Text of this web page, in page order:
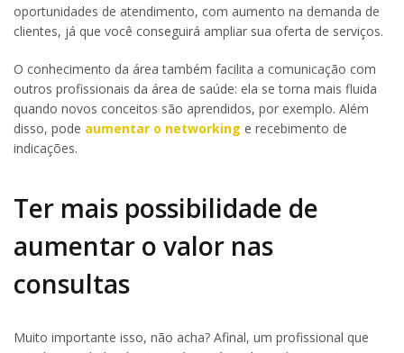
oportunidades de atendimento, com aumento na demanda de
clientes, já que você conseguirá ampliar sua oferta de serviços.
O conhecimento da área também facilita a comunicação com
outros profissionais da área de saúde: ela se torna mais fluida
quando novos conceitos são aprendidos, por exemplo. Além
disso, pode aumentar o networking e recebimento de
indicações.
Ter mais possibilidade de
aumentar o valor nas
consultas
Muito importante isso, não acha? Afinal, um profissional que